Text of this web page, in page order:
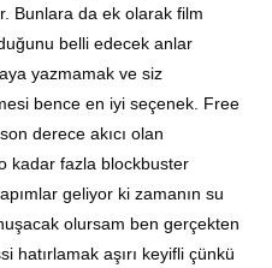
Bunlara da ek olarak film
belli edecek anlar
yazmamak ve siz
bence en iyi seçenek. Free
derece akıcı olan
kadar fazla blockbuster
geliyor ki zamanın su
olursam ben gerçekten
hatırlamak aşırı keyifli çünkü